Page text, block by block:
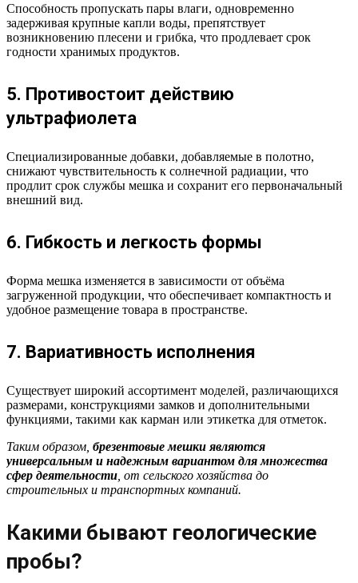
Способность пропускать пары влаги, одновременно
задерживая крупные капли воды, препятствует
возникновению плесени и грибка, что продлевает срок
годности хранимых продуктов.
5. Противостоит действию
ультрафиолета
Специализированные добавки, добавляемые в полотно,
снижают чувствительность к солнечной радиации, что
продлит срок службы мешка и сохранит его первоначальный
внешний вид.
6. Гибкость и легкость формы
Форма мешка изменяется в зависимости от объёма
загруженной продукции, что обеспечивает компактность и
удобное размещение товара в пространстве.
7. Вариативность исполнения
Существует широкий ассортимент моделей, различающихся
размерами, конструкциями замков и дополнительными
функциями, такими как карман или этикетка для отметок.
Таким образом, брезентовые мешки являются
универсальным и надежным вариантом для множества
сфер деятельности, от сельского хозяйства до
строительных и транспортных компаний.
Какими бывают геологические
пробы?